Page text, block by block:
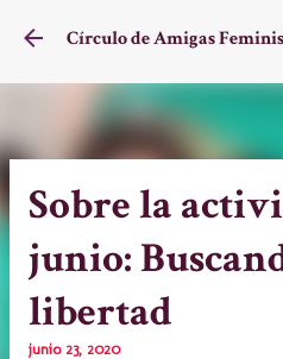
Ir al
Círculo de Amigas
Sobre la
junio:
libertad
junio 23, 2020